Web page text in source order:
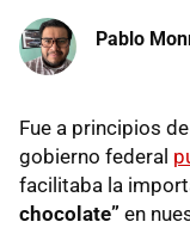
Pablo
Fue a principios
gobierno federal
facilitaba la
chocolate” en